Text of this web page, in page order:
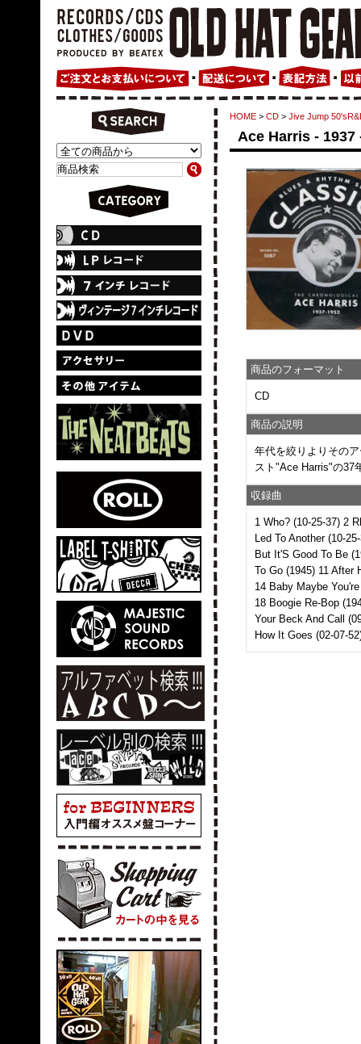
HOME > CD > Jive Jump
Ace Harris - 1937
商品のフォーマット
CD
商品の説明
年代を絞りよりその
スト"Ace Harris"の37
収録曲
1 Who? (10-25-37) 2
Led To Another (10-
But It'S Good To Be
To Go (1945) 11 After
14 Baby Maybe
18 Boogie Re-Bop
Your Beck And Call
How It Goes (02-07-